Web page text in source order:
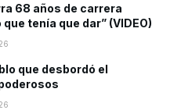
68 años de carrera
tenía que dar” (VIDEO)
que desbordó el